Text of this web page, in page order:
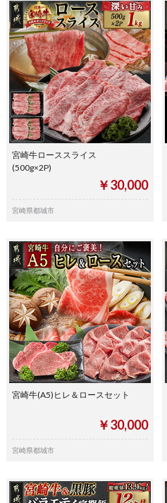
宮崎牛ローススライス
(500g×2P)
￥30,000
宮崎県都城市
宮崎牛(A5)ヒレ＆ロースセット
￥30,000
宮崎県都城市